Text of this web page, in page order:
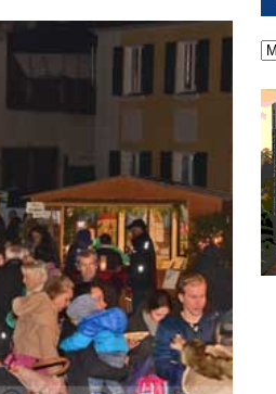
mit Botschaften die
Altmühl stellt sich neu auf